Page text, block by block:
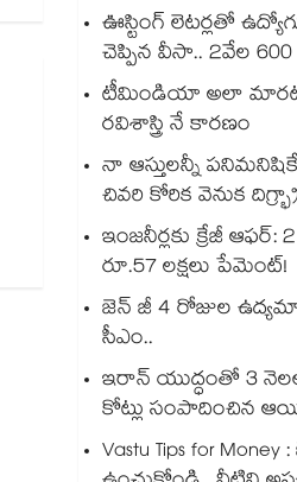
ఊస్టింగ్ లెటర్లతో
చెప్పిన వీసా.. 2వేల
టీమిండియా అలా
రవిశాస్త్రి నే కారణం
నా ఆస్తులన్నీ
చివరి కోరిక వెనుక
ఇంజనీర్లకు క్రేజీ
రూ.57 లక్షలు పేమెంట్!
జెన్ జీ 4 రోజుల
సీఎం..
ఇరాన్ యుద్ధంతో 3
కోట్లు సంపాదించిన
Vastu Tips for